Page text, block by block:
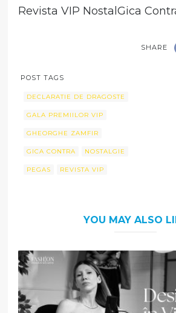
Revista VIP NostalGica
SHARE
POST TAGS
DECLARATIE DE DRAGOSTE
GALA PREMIILOR VIP
GHEORGHE ZAMFIR
GICA CONTRA NOSTALGIE
PEGAS REVISTA VIP
YOU MAY ALSO